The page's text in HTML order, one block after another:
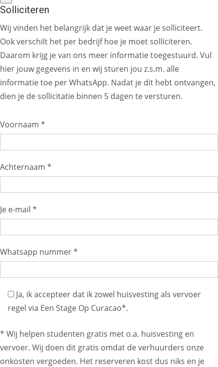
Solliciteren
Wij vinden het belangrijk dat je weet waar je solliciteert.
Ook verschilt het per bedrijf hoe je moet solliciteren.
Daarom krijg je van ons meer informatie toegestuurd. Vul
hier jouw gegevens in en wij sturen jou z.s.m. alle
informatie toe per WhatsApp. Nadat je dit hebt ontvangen,
dien je de sollicitatie binnen 5 dagen te versturen.
Voornaam *
Achternaam *
Je e-mail *
Whatsapp nummer *
Ja, ik accepteer dat ik zowel huisvesting als vervoer
regel via Een Stage Op Curacao*.
* Wij helpen studenten gratis met o.a. huisvesting en
vervoer. Wij doen dit gratis omdat de verhuurders onze
onkosten vergoeden. Het reserveren kost dus niks en je